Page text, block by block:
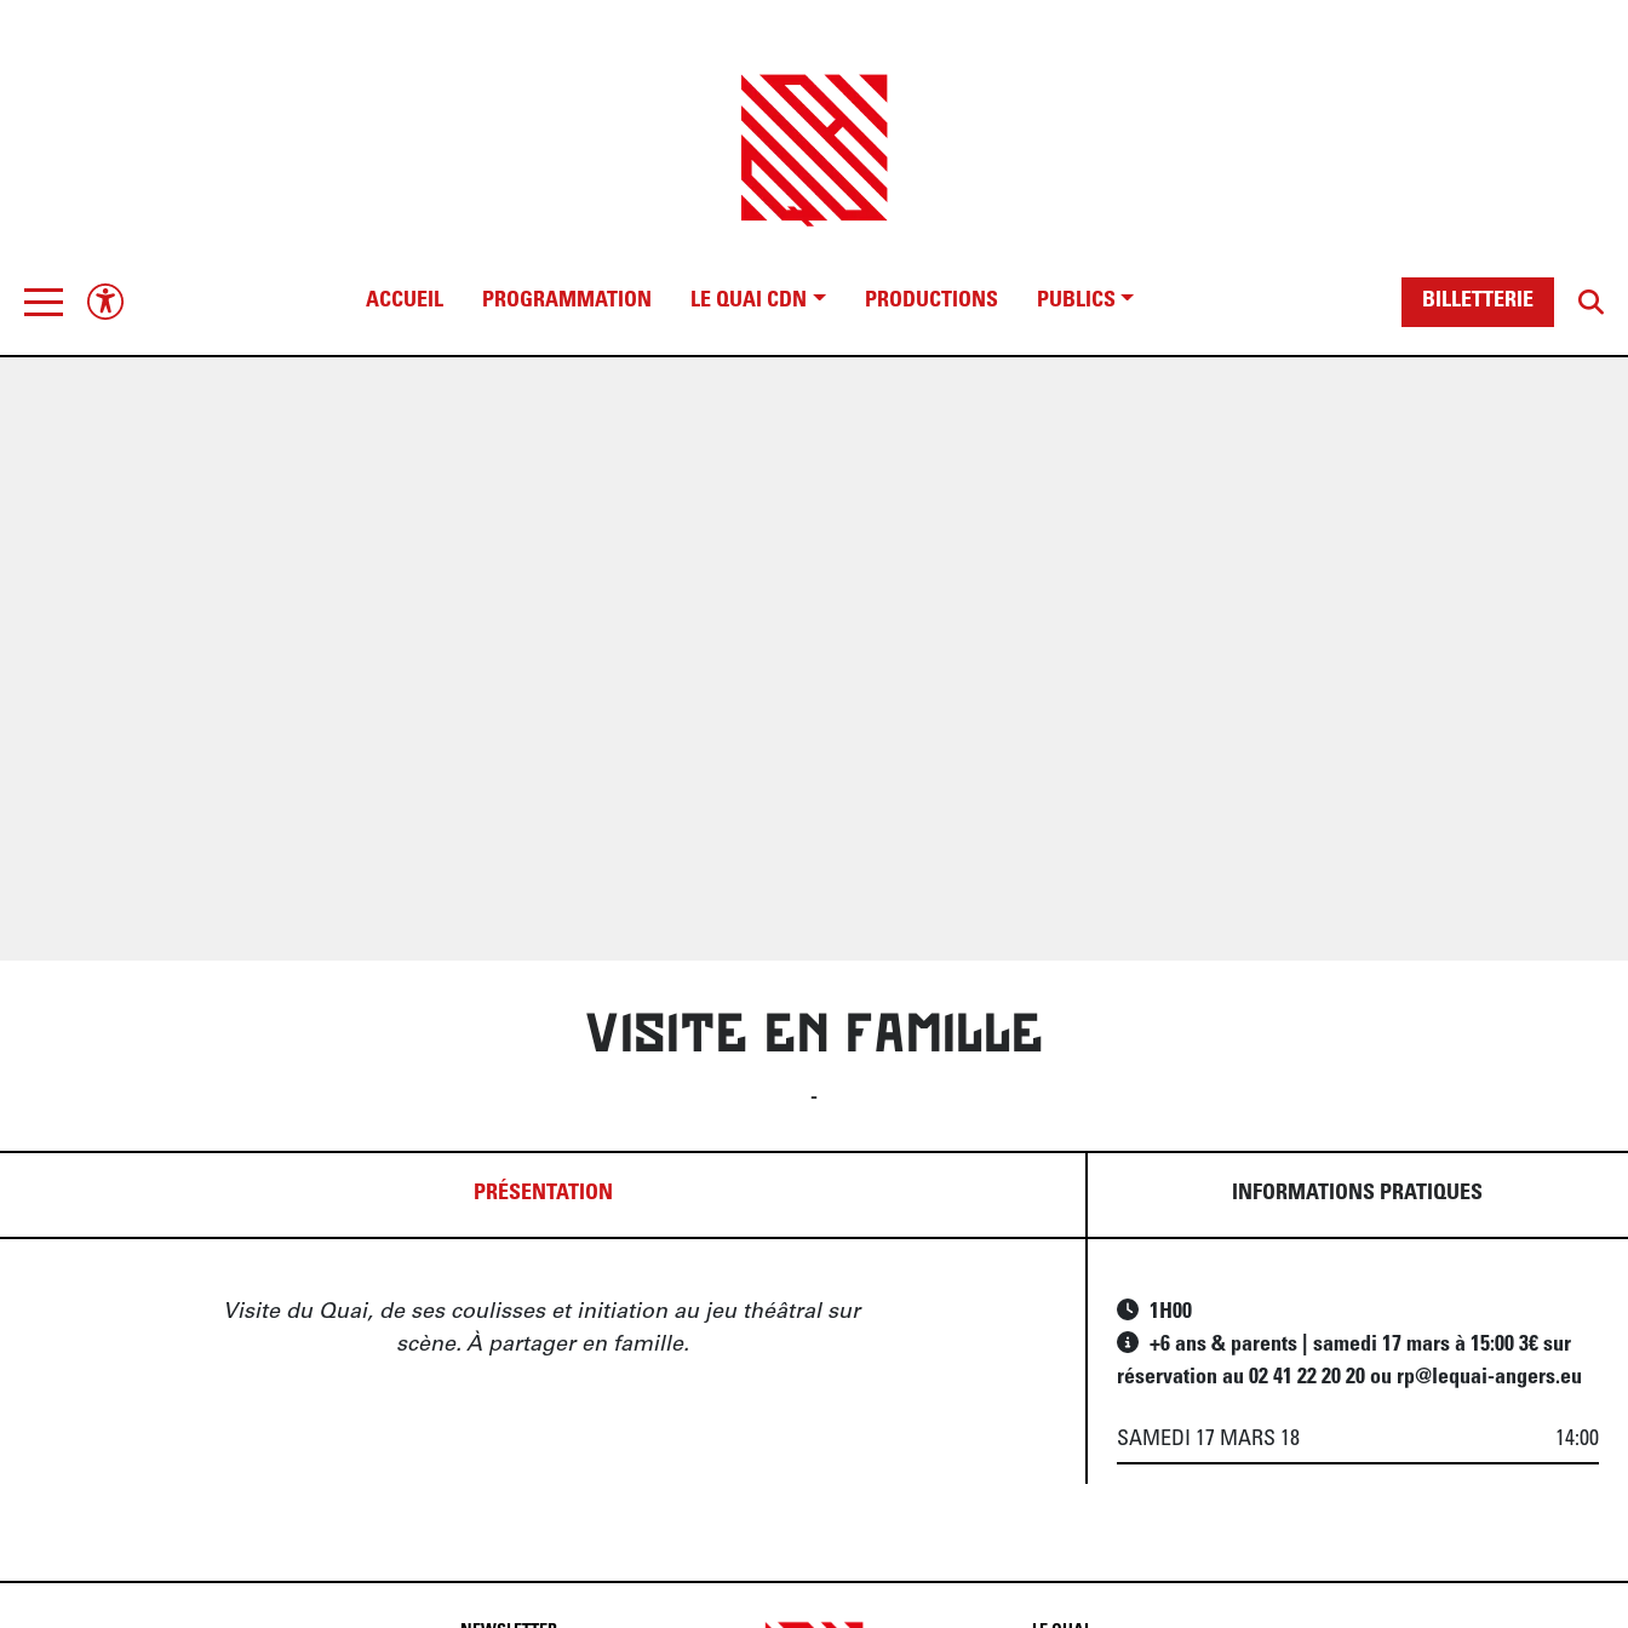
ACCUEIL PROGRAMMATION LE QUAI CDN PRODUCTIONS PUBLICS BILLETTERIE
VISITE EN FAMILLE
-
PRÉSENTATION
Visite du Quai, de ses coulisses et initiation au jeu théâtral sur
scène. À partager en famille.
INFORMATIONS PRATIQUES
1H00
+6 ans & parents | samedi 17 mars à 15:00 3€ sur
réservation au 02 41 22 20 20 ou rp@lequai-angers.eu
SAMEDI 17 MARS 18 14:00